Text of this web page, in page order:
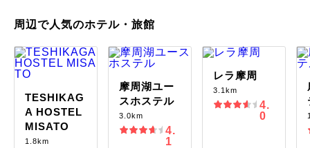
周辺で人気のホテル・旅館
TESHIKAG
A HOSTEL
MISATO
1.8km
摩周湖ユー
スホステル
3.0km
4.
1
レラ摩周
3.1km
4.
0